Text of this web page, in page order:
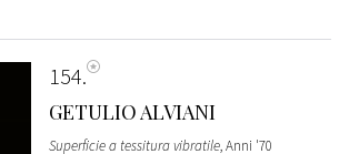
154
GETULIO ALVIANI
Superficie a tessitura vibratile, Anni '70